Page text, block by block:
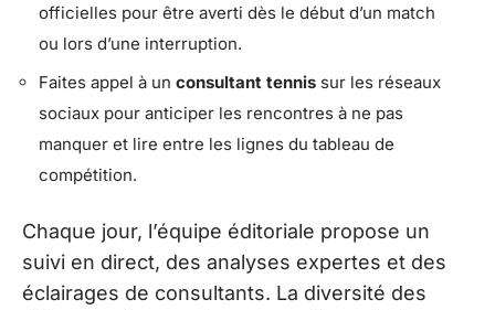
officielles pour être averti dès le début d’un match
ou lors d’une interruption.
Faites appel à un consultant tennis sur les réseaux
sociaux pour anticiper les rencontres à ne pas
manquer et lire entre les lignes du tableau de
compétition.
Chaque jour, l’équipe éditoriale propose un
suivi en direct, des analyses expertes et des
éclairages de consultants. La diversité des